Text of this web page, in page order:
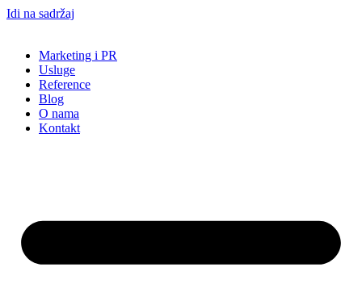
Idi na sadržaj
Marketing i PR
Usluge
Reference
Blog
O nama
Kontakt